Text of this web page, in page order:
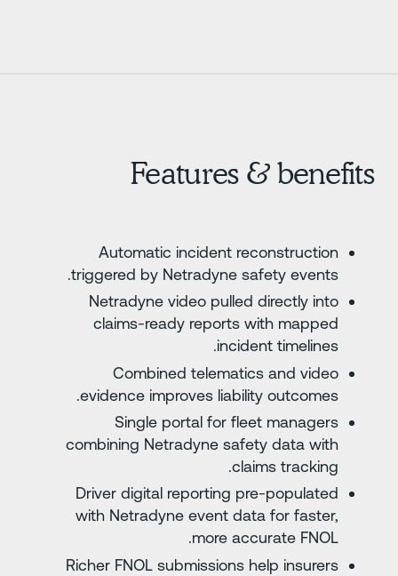
Features &
Automatic incident reconstruction
triggered by Netradyne safety events.
Netradyne video pulled directly into
claims-ready reports with mapped
incident timelines.
Combined telematics and video
evidence improves liability outcomes.
Single portal for fleet managers
combining Netradyne safety data with
claims tracking.
Driver digital reporting pre-populated
with Netradyne event data for faster,
more accurate FNOL.
Richer FNOL submissions help insurers